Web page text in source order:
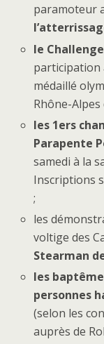
paramoteur
le
participation
médaillé
Rhône-
les 1ers
Parapente
samedi à la
Inscriptions
;
les
voltige des
Stearman
les
personnes
(selon les
auprès de